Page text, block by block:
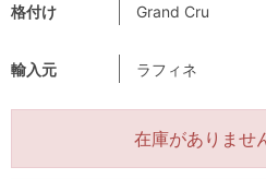
格付け Grand Cru
輸入元 ラフィネ
在庫がありませ